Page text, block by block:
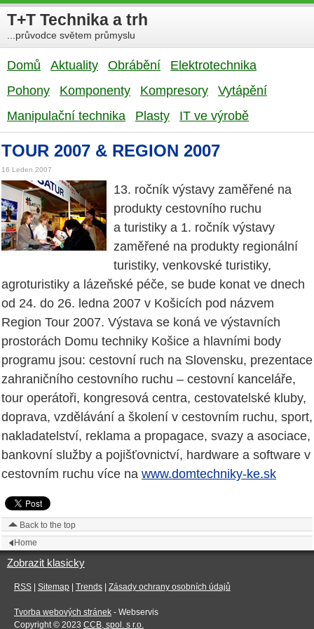
T+T Technika a trh
...průvodce světem průmyslu
Domů Aktuality Obrábění
Elektrotechnika
Pohony
Komponenty Kompresory
Vytápění
Manipulační technika
Plasty IT ve výrobě
TOUR 2007 & REGION 2007
16 Leden 2007
13. ročník výstavy zaměřené na
produkty cestovního ruchu
a turistiky a 1. ročník výstavy
zaměřené na produkty regionální
turistiky, venkovské turistiky,
agroturistiky a lázeňské péče, se bude konat ve dnech
od 24. do 26. ledna 2007 v Košicích pod názvem
Region Tour 2007. Výstava se koná ve výstavních
prostorách Domu techniky Košice a hlavními body
programu jsou: cestovní ruch na Slovensku, prezentace
zahraničního cestovního ruchu – cestovní kanceláře,
tour operátoři, kongresová centra, cestovatelské kluby,
doprava, vzdělávání a školení v cestovním ruchu, sport,
nakladatelství, reklama a propagace, svazy a asociace,
bankovní služby a pojišťovnictví, hardware a software v
cestovním ruchu více na www.domtechniky-ke.sk
Back to the top
Home
Zobrazit klasicky
RSS| Sitemap| Trends| Zásady ochrany osobních údajů
Tvorba webových stránek- Webservis
Copyright © 2023 CCB, spol. s r.o.